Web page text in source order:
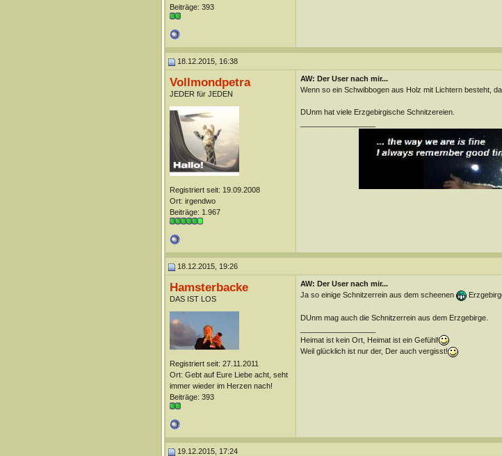
Beiträge: 393
18.12.2015, 16:38
Vollmondpetra
JEDER für JEDEN
Registriert seit: 19.09.2008
Ort: irgendwo
Beiträge: 1.967
AW: Der User nach mir...
Wenn so ein Schwibbogen aus Holz mit Lichtern besteht,
DUnm hat viele Erzgebirgische Schnitzereien.
18.12.2015, 19:26
Hamsterbacke
DAS IST LOS
Registriert seit: 27.11.2011
Ort: Gebt auf Eure Liebe acht, seht
immer wieder im Herzen nach!
Beiträge: 393
AW: Der User nach mir...
Ja so einige Schnitzerrein aus dem scheenen
DUnm mag auch die Schnitzerrein aus dem Erzgebirge.
Heimat ist kein Ort, Heimat ist ein Gefühl!
Weil glücklich ist nur der, Der auch vergisst!
19.12.2015, 17:24